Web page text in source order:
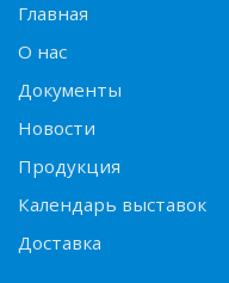
Главная
О нас
Документы
Новости
Продукция
Календарь выставок
Доставка